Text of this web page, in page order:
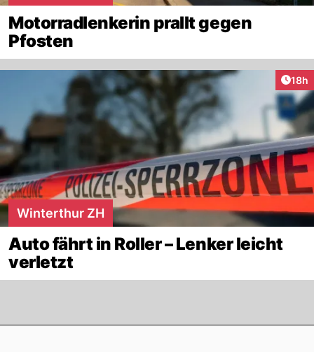
Motorradlenkerin prallt gegen
Pfosten
18h
Winterthur ZH
Auto fährt in Roller – Lenker leicht
verletzt